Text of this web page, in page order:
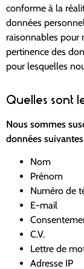
conforme à la
données
raisonnables pour
pertinence des
pour lesquelles
Quelles sont
Nous sommes
données
Nom
Prénom
Numéro de
E-mail
C.V.
Lettre de
Adresse IP